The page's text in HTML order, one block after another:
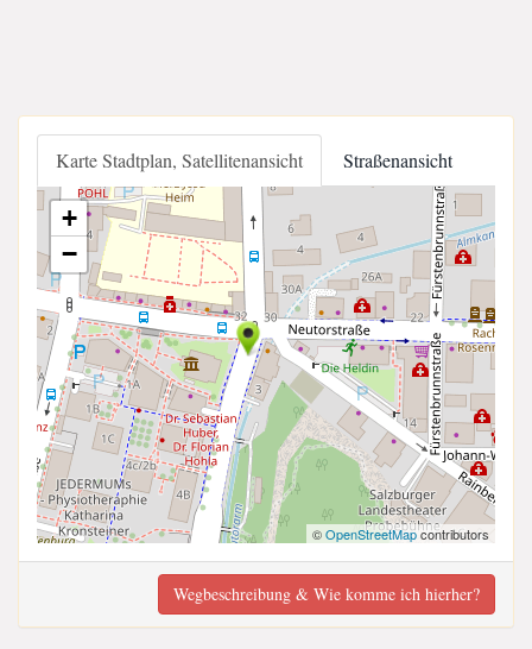
Karte Stadtplan, Satellitenansicht Straßenansicht
+
−
©OpenStreetMapcontributors
Wegbeschreibung & Wie komme ich hierher?